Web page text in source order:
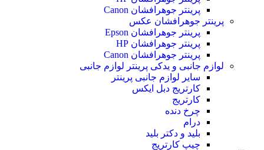
پرینتر جوهرافشان Canon
پرینتر جوهرافشان عکس
پرینتر جوهرافشان Epson
پرینتر جوهرافشان HP
پرینتر جوهرافشان Canon
لوازم جانبی و یدکی پرینتر لوازم جانبی
سایر لوازم جانبی پرینتر
کارتریج دبل ایکس
کارتریج
چرخ دنده
درام
بلید و دکتر بلید
چیپ کارتریج